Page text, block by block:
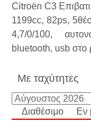
Citroën C3
1199cc, 82ps,
4,7/0/100,
bluetooth, usb στο
Με ταχύτητες
Διαθέσιμο Εν